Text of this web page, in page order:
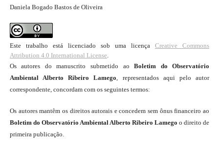
Daniela Bogado Bastos de Oliveira
Este trabalho está licenciado sob uma licençaCreative Commons
Attribution 4.0 International License.
Os autores do manuscrito submetido aoBoletim do Observatório
Ambiental Alberto Ribeiro Lamego, representados aqui pelo autor
correspondente, concordam com os seguintes termos:
Os autores mantêm os direitos autorais e concedem sem ônus financeiro ao
Boletim do Observatório Ambiental Alberto Ribeiro Lamegoo direito de
primeira publicação.